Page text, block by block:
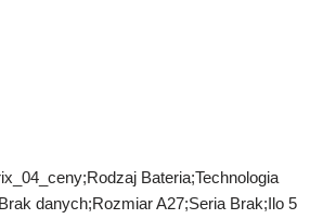
Bateria;Technologia
danych;Rozmiar A27;Seria Brak;Ilo 5